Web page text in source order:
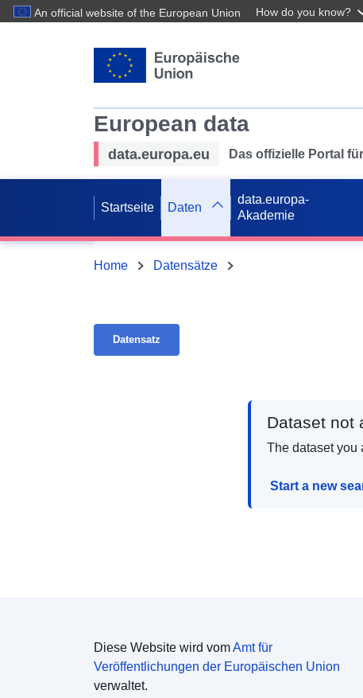
An official website of the European Union How do you know?
European data
data.europa.eu Das offizielle Portal
Startseite Daten
data.europa-
Akademie
Home Datensätze
Datensatz
Dataset not
The dataset you
Start a new
Diese Website wird vomAmt für
Veröffentlichungen der Europäischen Union
verwaltet.